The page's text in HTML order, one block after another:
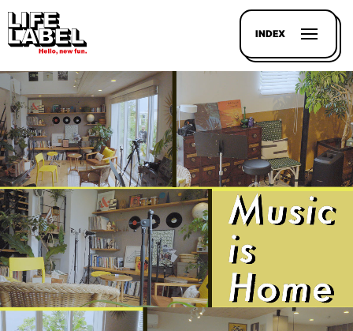
INDEX
記事を
探す
HOUSE
LINE-
UP